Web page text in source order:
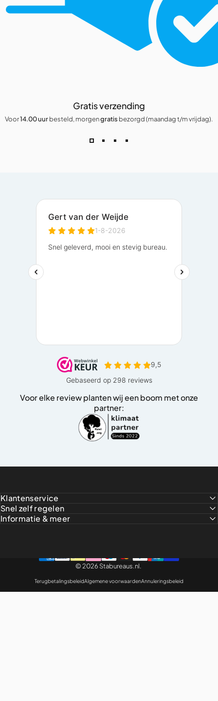
Gratis verzending
Voor14.00 uurbesteld, morgengratis bezorgd (maandag t/m vrijdag).
Voor elke review planten wij een boom met onze
partner:
Klantenservice
Snel zelf regelen
Informatie & meer
© 2026 Stabureaus.nl.
TerugbetalingsbeleidAlgemene voorwaardenAnnuleringsbeleid